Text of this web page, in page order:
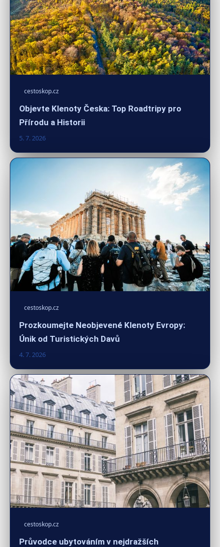
cestoskop.cz
Objevte Klenoty Česka: Top Roadtripy pro
Přírodu a Historii
5. 7. 2026
cestoskop.cz
Prozkoumejte Neobjevené Klenoty Evropy:
Únik od Turistických Davů
4. 7. 2026
cestoskop.cz
Průvodce ubytováním v nejdražších